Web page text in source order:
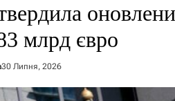
млрд євро
30 Липня, 2026